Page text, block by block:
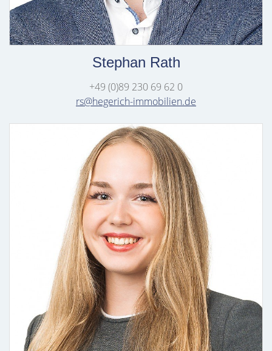
Stephan Rath
+49 (0)89 230 69 62 0
rs@hegerich-immobilien.de